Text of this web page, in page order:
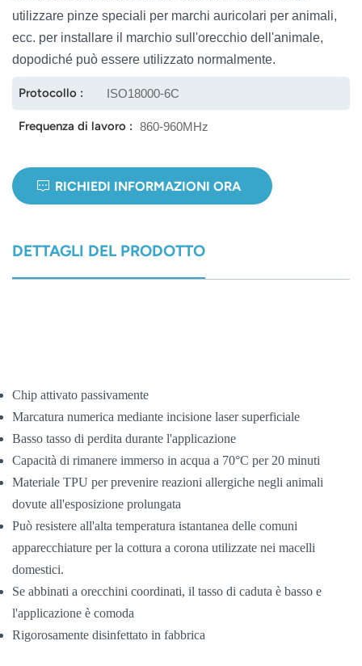
norsk
magyar
utilizzare pinze speciali per marchi auricolari per animali,
ecc. per installare il marchio sull'orecchio dell'animale,
dopodiché può essere utilizzato normalmente.
Protocollo : ISO18000-6C
Frequenza di lavoro : 860-960MHz
RICHIEDI INFORMAZIONI ORA
DETTAGLI DEL PRODOTTO
Chip attivato passivamente
Marcatura numerica mediante incisione laser superficiale
Basso tasso di perdita durante l'applicazione
Capacità di rimanere immerso in acqua a 70°C per 20 minuti
Materiale TPU per prevenire reazioni allergiche negli animali
dovute all'esposizione prolungata
Può resistere all'alta temperatura istantanea delle comuni
apparecchiature per la cottura a corona utilizzate nei macelli
domestici.
Se abbinati a orecchini coordinati, il tasso di caduta è basso e
l'applicazione è comoda
Rigorosamente disinfettato in fabbrica